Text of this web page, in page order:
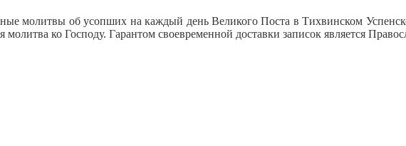
молитвы об усопших на каждый день Великого Поста в Тихвинском
ко Господу. Гарантом своевременной доставки записок является